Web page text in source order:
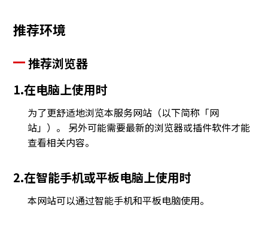
推荐环境
推荐浏览器
1.在电脑上使用时
为了更舒适地浏览本服务网站（以下简称「网
站」）。 另外可能需要最新的浏览器或插件软件才能
查看相关内容。
2.在智能手机或平板电脑上使用时
本网站可以通过智能手机和平板电脑使用。